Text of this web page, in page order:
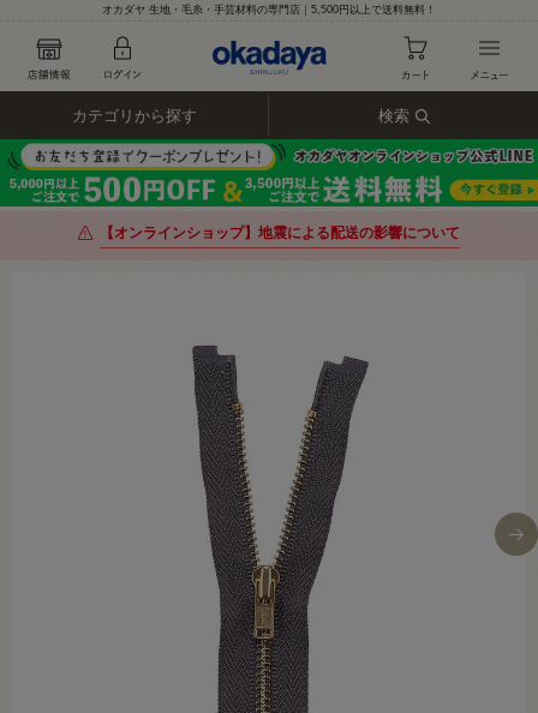
オカダヤ 生地・毛糸・手芸材料の専門店｜5,500円以上で送料無料！
カテゴリから探す 検索
【オンラインショップ】地震による配送の影響について